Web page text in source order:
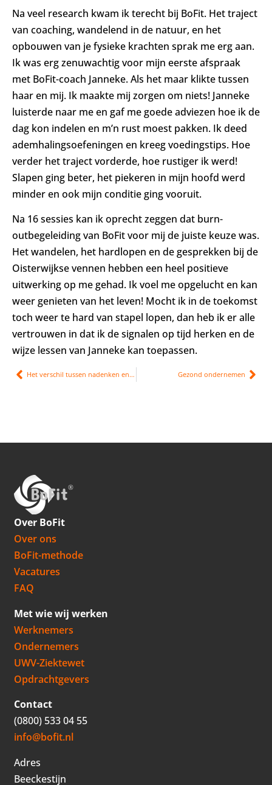
Na veel research kwam ik terecht bij BoFit. Het traject
van coaching, wandelend in de natuur, en het
opbouwen van je fysieke krachten sprak me erg aan.
Ik was erg zenuwachtig voor mijn eerste afspraak
met BoFit-coach Janneke. Als het maar klikte tussen
haar en mij. Ik maakte mij zorgen om niets! Janneke
luisterde naar me en gaf me goede adviezen hoe ik de
dag kon indelen en m’n rust moest pakken. Ik deed
ademhalingsoefeningen en kreeg voedingstips. Hoe
verder het traject vorderde, hoe rustiger ik werd!
Slapen ging beter, het piekeren in mijn hoofd werd
minder en ook mijn conditie ging vooruit.
Na 16 sessies kan ik oprecht zeggen dat burn-
outbegeleiding van BoFit voor mij de juiste keuze was.
Het wandelen, het hardlopen en de gesprekken bij de
Oisterwijkse vennen hebben een heel positieve
uitwerking op me gehad. Ik voel me opgelucht en kan
weer genieten van het leven! Mocht ik in de toekomst
toch weer te hard van stapel lopen, dan heb ik er alle
vertrouwen in dat ik de signalen op tijd herken en de
wijze lessen van Janneke kan toepassen.
Het verschil tussen nadenken en piekeren Gezond ondernemen
Over BoFit
Over ons
BoFit-methode
Vacatures
FAQ
Met wie wij werken
Werknemers
Ondernemers
UWV-Ziektewet
Opdrachtgevers
Contact
(0800) 533 04 55
info@bofit.nl
Adres
Beeckestijn